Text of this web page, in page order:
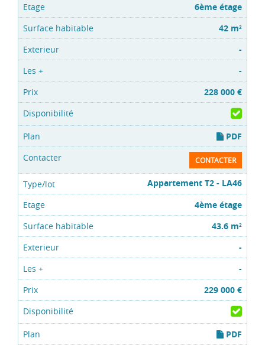
6ème étage
42 m2
-
-
228 000 €
PDF
CONTACTER
Appartement T2 - LA46
4ème étage
43.6 m2
-
-
229 000 €
PDF